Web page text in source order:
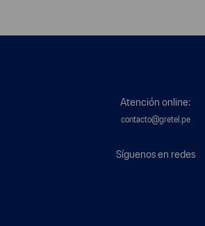
Atención online:
contacto@gretel.pe
Síguenos en redes